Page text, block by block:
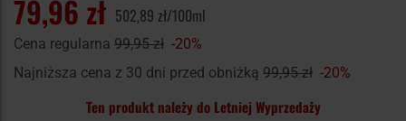
79,96 zł 502,89 zł/100ml
Cena regularna 99,95 zł -20%
Najniższa cena z 30 dni przed obniżką 99,95 zł -20%
Ten produkt należy do Letniej Wyprzedaży